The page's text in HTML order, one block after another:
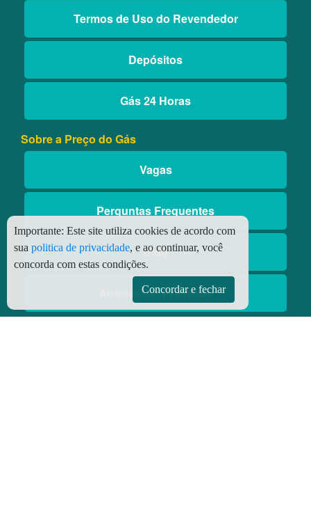
Termos de Uso do Revendedor
Depósitos
Gás 24 Horas
Sobre a Preço do Gás
Vagas
Perguntas Frequentes
Blog
Aniversário Premiado
Importante: Este site utiliza cookies de acordo com
sua politica de privacidade, e ao continuar, você
concorda com estas condições.
Concordar e fechar